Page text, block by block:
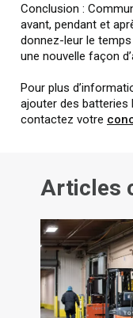
Conclusion :
avant, pendant et
donnez-leur le
une nouvelle façon
Pour plus
ajouter des batteries
contactez votre
Articles